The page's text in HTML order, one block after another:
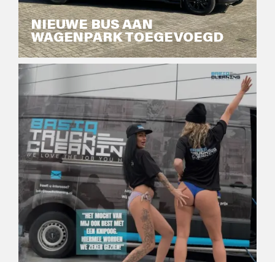
NIEUWE BUS AAN
WAGENPARK TOEGEVOEGD